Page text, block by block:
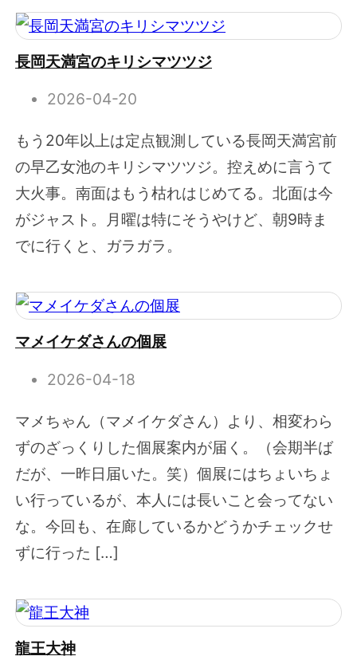
長岡天満宮のキリシマツツジ
2026-04-20
もう20年以上は定点観測している長岡天満宮前
の早乙女池のキリシマツツジ。控えめに言うて
大火事。南面はもう枯れはじめてる。北面は今
がジャスト。月曜は特にそうやけど、朝9時ま
でに行くと、ガラガラ。
マメイケダさんの個展
2026-04-18
マメちゃん（マメイケダさん）より、相変わら
ずのざっくりした個展案内が届く。（会期半ば
だが、一昨日届いた。笑）個展にはちょいちょ
い行っているが、本人には長いこと会ってない
な。今回も、在廊しているかどうかチェックせ
ずに行った […]
龍王大神